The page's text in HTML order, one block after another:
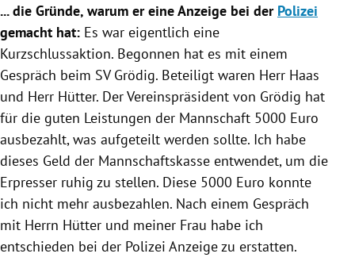
... die Gründe, warum er eine Anzeige bei der Polizei
gemacht hat: Es war eigentlich eine
Kurzschlussaktion. Begonnen hat es mit einem
Gespräch beim SV Grödig. Beteiligt waren Herr Haas
und Herr Hütter. Der Vereinspräsident von Grödig hat
für die guten Leistungen der Mannschaft 5000 Euro
ausbezahlt, was aufgeteilt werden sollte. Ich habe
dieses Geld der Mannschaftskasse entwendet, um die
Erpresser ruhig zu stellen. Diese 5000 Euro konnte
ich nicht mehr ausbezahlen. Nach einem Gespräch
mit Herrn Hütter und meiner Frau habe ich
entschieden bei der Polizei Anzeige zu erstatten.